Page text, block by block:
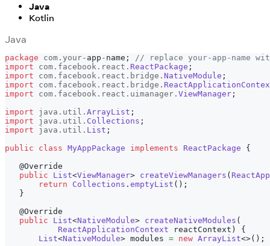
Java
Kotlin
Java
package com . your- app - name ;
// replace your-app-name
import
com . facebook . react . ReactPackage ;
import
com . facebook . react . bridge . NativeModule ;
import
com . facebook . react . bridge .
import
com . facebook . react . uimanager . ViewManager ;
import
java . util . ArrayList ;
import
java . util . Collections ;
import
java . util . List ;
public
class MyAppPackage implements ReactPackage
{
@Override
public
List<ViewManager> createViewManagers (
return
Collections . emptyList ( ) ;
}
@Override
public
List<NativeModule> createNativeModules (
ReactApplicationContext reactContext )
{
List<NativeModule> modules = new ArrayList<>( ) ;